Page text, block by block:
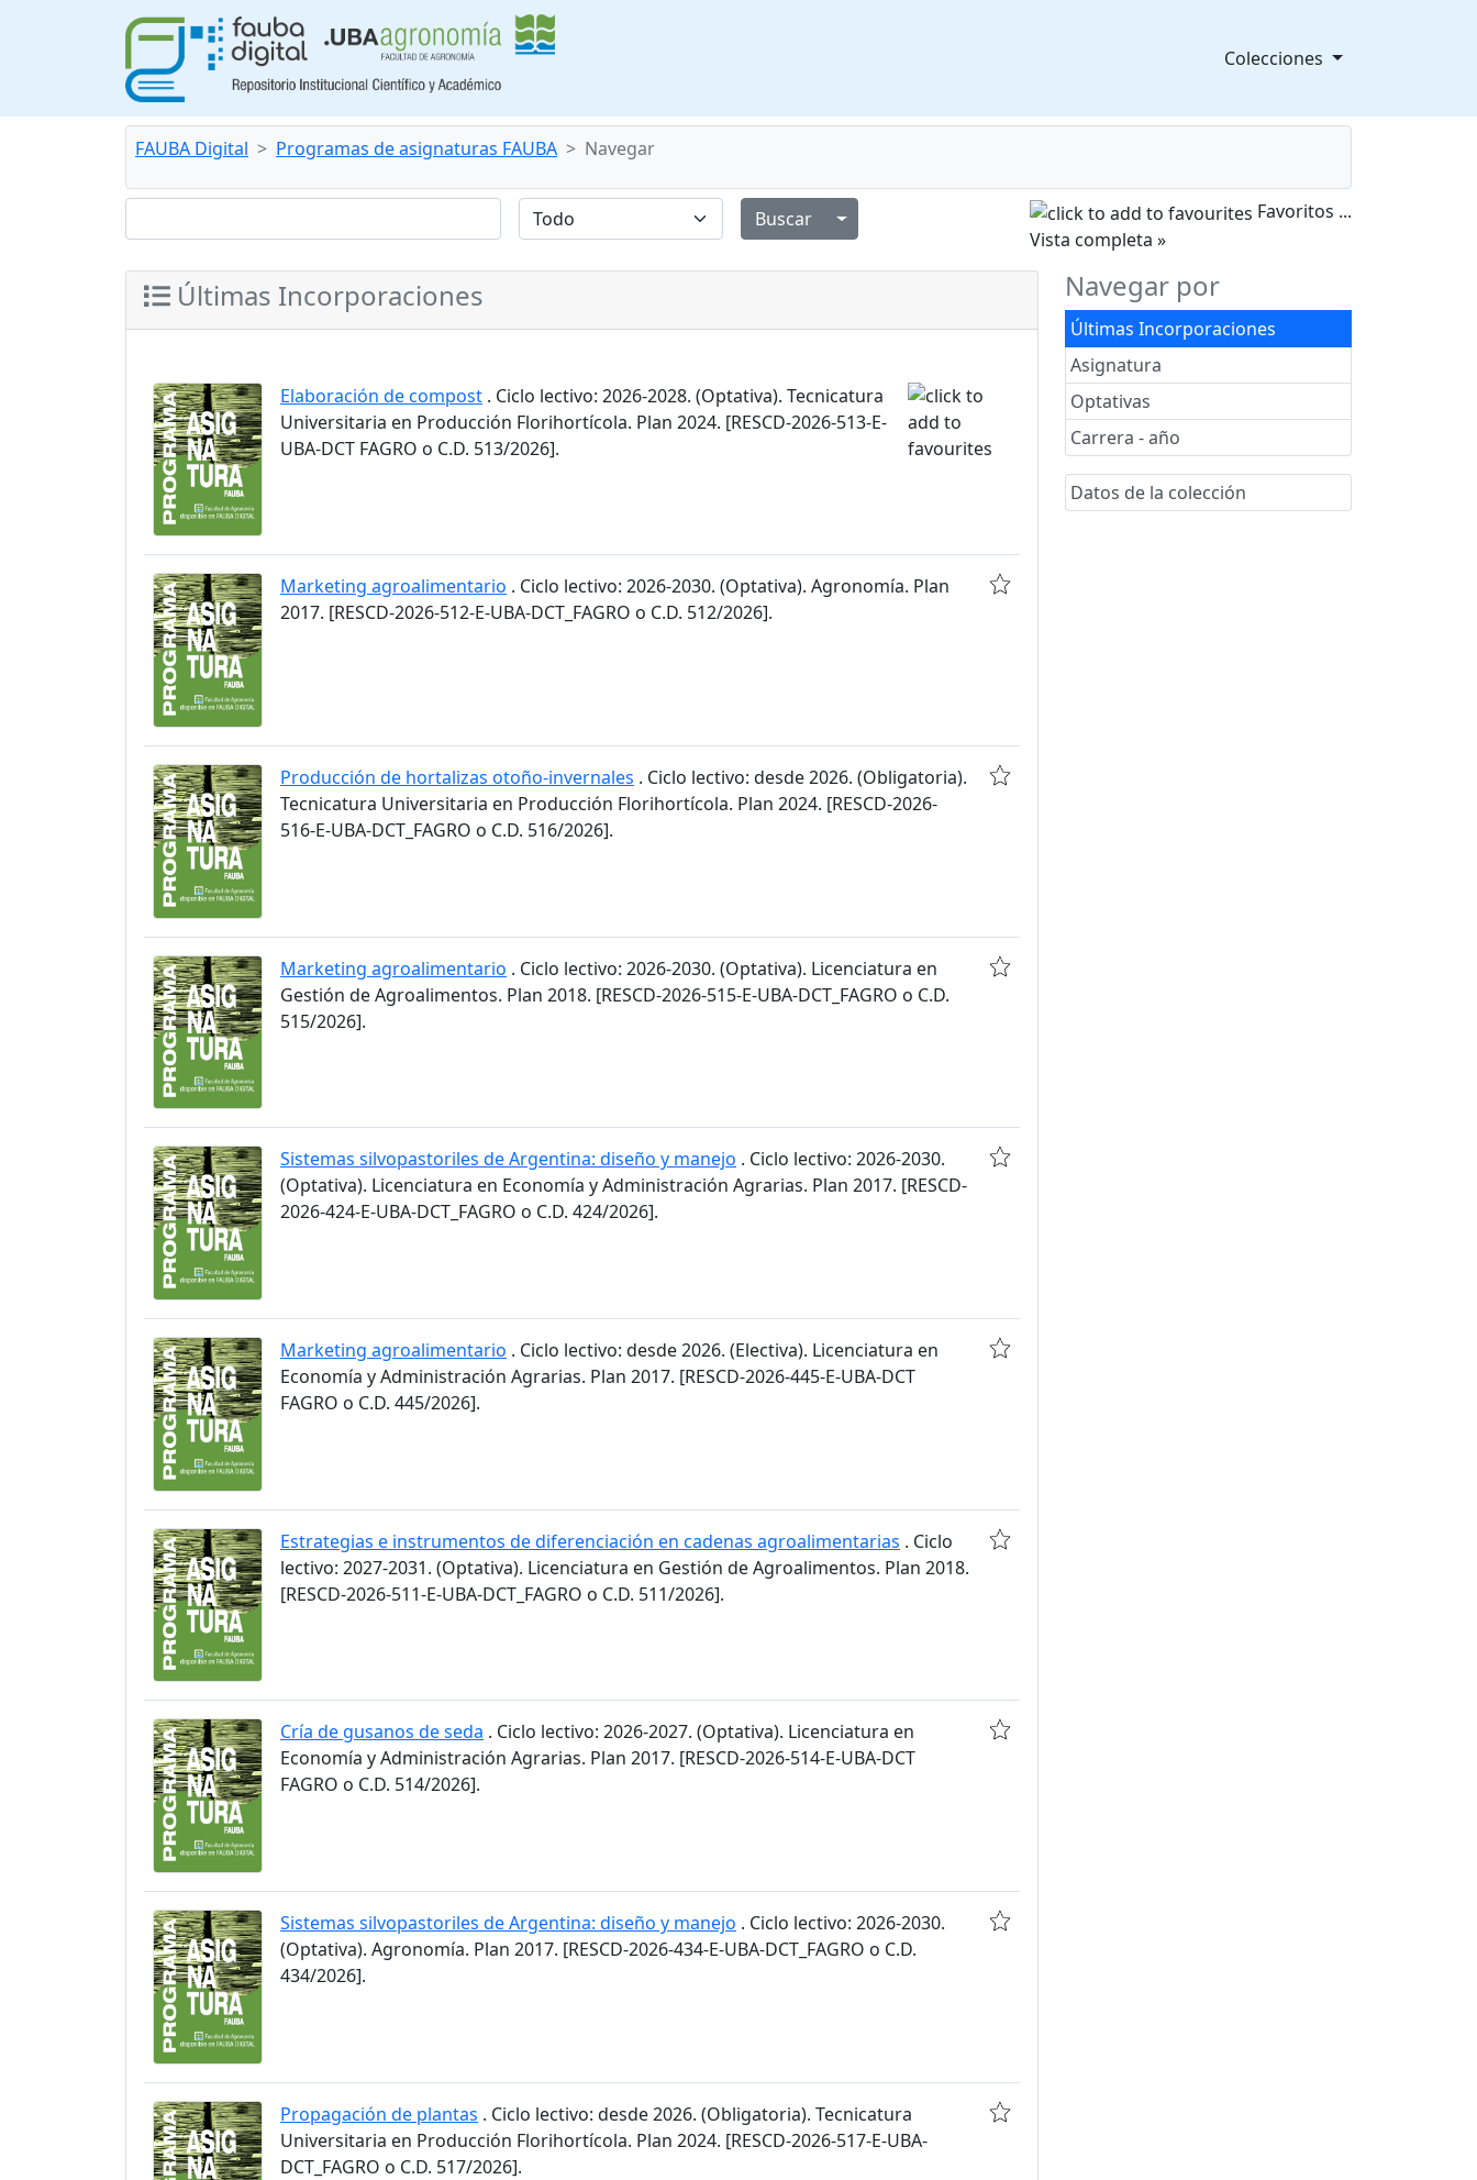
Colecciones
FAUBA Digital Programas de asignaturas FAUBA Navegar
Alternar menú desplegable
Favoritos ...
Vista completa »
Navegar por
Últimas Incorporaciones
Asignatura
Optativas
Carrera - año
Datos de la colección
Últimas Incorporaciones
Elaboración de compost . Ciclo lectivo: 2026-2028. (Optativa). Tecnicatura
Universitaria en Producción Florihortícola. Plan 2024. [RESCD-2026-513-E-
UBA-DCT FAGRO o C.D. 513/2026].
Marketing agroalimentario . Ciclo lectivo: 2026-2030. (Optativa). Agronomía. Plan
2017. [RESCD-2026-512-E-UBA-DCT_FAGRO o C.D. 512/2026].
Producción de hortalizas otoño-invernales . Ciclo lectivo: desde 2026. (Obligatoria).
Tecnicatura Universitaria en Producción Florihortícola. Plan 2024. [RESCD-2026-
516-E-UBA-DCT_FAGRO o C.D. 516/2026].
Marketing agroalimentario . Ciclo lectivo: 2026-2030. (Optativa). Licenciatura en
Gestión de Agroalimentos. Plan 2018. [RESCD-2026-515-E-UBA-DCT_FAGRO o C.D.
515/2026].
Sistemas silvopastoriles de Argentina: diseño y manejo . Ciclo lectivo: 2026-2030.
(Optativa). Licenciatura en Economía y Administración Agrarias. Plan 2017. [RESCD-
2026-424-E-UBA-DCT_FAGRO o C.D. 424/2026].
Marketing agroalimentario . Ciclo lectivo: desde 2026. (Electiva). Licenciatura en
Economía y Administración Agrarias. Plan 2017. [RESCD-2026-445-E-UBA-DCT
FAGRO o C.D. 445/2026].
Estrategias e instrumentos de diferenciación en cadenas agroalimentarias . Ciclo
lectivo: 2027-2031. (Optativa). Licenciatura en Gestión de Agroalimentos. Plan 2018.
[RESCD-2026-511-E-UBA-DCT_FAGRO o C.D. 511/2026].
Cría de gusanos de seda . Ciclo lectivo: 2026-2027. (Optativa). Licenciatura en
Economía y Administración Agrarias. Plan 2017. [RESCD-2026-514-E-UBA-DCT
FAGRO o C.D. 514/2026].
Sistemas silvopastoriles de Argentina: diseño y manejo . Ciclo lectivo: 2026-2030.
(Optativa). Agronomía. Plan 2017. [RESCD-2026-434-E-UBA-DCT_FAGRO o C.D.
434/2026].
Propagación de plantas . Ciclo lectivo: desde 2026. (Obligatoria). Tecnicatura
Universitaria en Producción Florihortícola. Plan 2024. [RESCD-2026-517-E-UBA-
DCT_FAGRO o C.D. 517/2026].